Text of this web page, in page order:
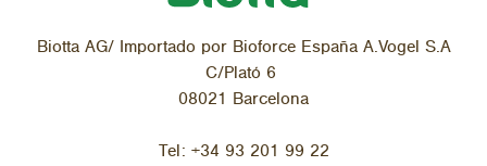
Biotta AG/ Importado por Bioforce España A.Vogel S.A
C/Plató 6
08021 Barcelona
Tel: +34 93 201 99 22